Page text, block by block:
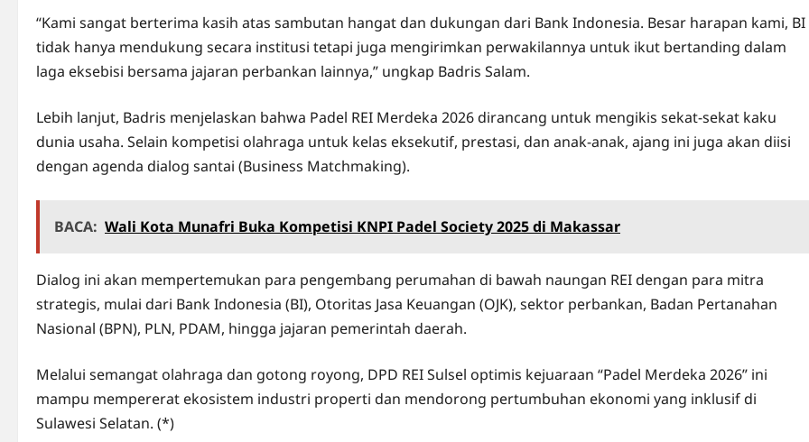
“Kami sangat berterima kasih atas sambutan hangat dan dukungan dari Bank Indonesia. Besar harapan kami, BI
tidak hanya mendukung secara institusi tetapi juga mengirimkan perwakilannya untuk ikut bertanding dalam
laga eksebisi bersama jajaran perbankan lainnya,” ungkap Badris Salam.
Lebih lanjut, Badris menjelaskan bahwa Padel REI Merdeka 2026 dirancang untuk mengikis sekat-sekat kaku
dunia usaha. Selain kompetisi olahraga untuk kelas eksekutif, prestasi, dan anak-anak, ajang ini juga akan diisi
dengan agenda dialog santai (Business Matchmaking).
BACA: Wali Kota Munafri Buka Kompetisi KNPI Padel Society 2025 di Makassar
Dialog ini akan mempertemukan para pengembang perumahan di bawah naungan REI dengan para mitra
strategis, mulai dari Bank Indonesia (BI), Otoritas Jasa Keuangan (OJK), sektor perbankan, Badan Pertanahan
Nasional (BPN), PLN, PDAM, hingga jajaran pemerintah daerah.
Melalui semangat olahraga dan gotong royong, DPD REI Sulsel optimis kejuaraan “Padel Merdeka 2026” ini
mampu mempererat ekosistem industri properti dan mendorong pertumbuhan ekonomi yang inklusif di
Sulawesi Selatan. (*)